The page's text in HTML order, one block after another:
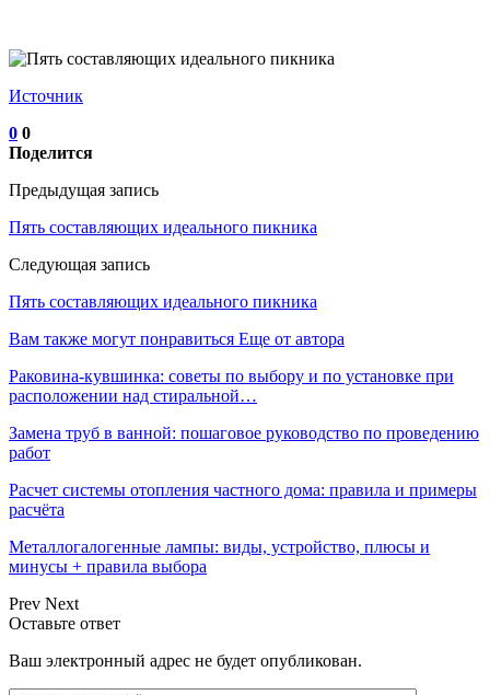
Источник
0 0
Поделится
Предыдущая запись
Пять составляющих идеального пикника
Следующая запись
Пять составляющих идеального пикника
Вам также могут понравиться Еще от автора
Раковина-кувшинка: советы по выбору и по установке при
расположении над стиральной…
Замена труб в ванной: пошаговое руководство по проведению
работ
Расчет системы отопления частного дома: правила и примеры
расчёта
Металлогалогенные лампы: виды, устройство, плюсы и
минусы + правила выбора
Prev Next
Оставьте ответ
Ваш электронный адрес не будет опубликован.